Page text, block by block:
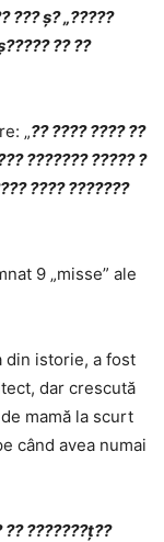
??? ș? „?????
?? ??
„?? ???? ???? ??
??????? ????? ?
???? ???????
9 „misse” ale
din istorie, a fost
dar crescută
mamă la scurt
când avea numai
?? ???????ț??